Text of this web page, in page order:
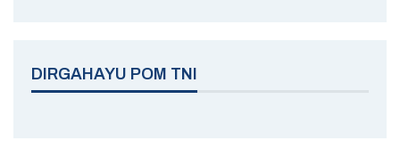
DIRGAHAYU POM TNI